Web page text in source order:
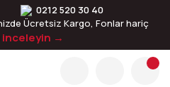
0212 520 30 40
Ücretsiz Kargo, Fonlar hariç
inceleyin →